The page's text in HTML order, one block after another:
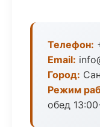
Телефон:
Email:
Город:
Режим
обед